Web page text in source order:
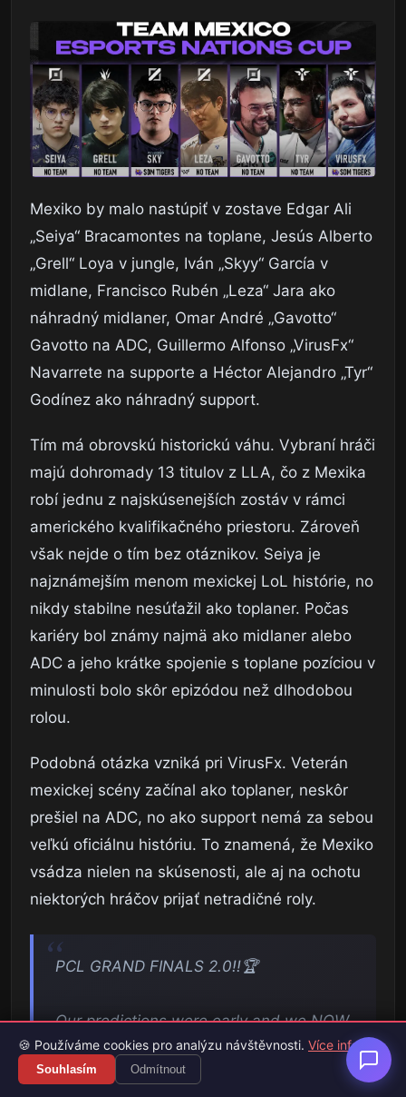
Mexiko by malo nastúpiť v zostave Edgar Ali
„Seiya“ Bracamontes na toplane, Jesús Alberto
„Grell“ Loya v jungle, Iván „Skyy“ García v
midlane, Francisco Rubén „Leza“ Jara ako
náhradný midlaner, Omar André „Gavotto“
Gavotto na ADC, Guillermo Alfonso „VirusFx“
Navarrete na supporte a Héctor Alejandro „Tyr“
Godínez ako náhradný support.
Tím má obrovskú historickú váhu. Vybraní hráči
majú dohromady 13 titulov z LLA, čo z Mexika
robí jednu z najskúsenejších zostáv v rámci
amerického kvalifikačného priestoru. Zároveň
však nejde o tím bez otáznikov. Seiya je
najznámejším menom mexickej LoL histórie, no
nikdy stabilne nesúťažil ako toplaner. Počas
kariéry bol známy najmä ako midlaner alebo
ADC a jeho krátke spojenie s toplane pozíciou v
minulosti bolo skôr epizódou než dlhodobou
rolou.
Podobná otázka vzniká pri VirusFx. Veterán
mexickej scény začínal ako toplaner, neskôr
prešiel na ADC, no ako support nemá za sebou
veľkú oficiálnu históriu. To znamená, že Mexiko
vsádza nielen na skúsenosti, ale aj na ochotu
niektorých hráčov prijať netradičné roly.
PCL GRAND FINALS 2.0!!🏆
Our predictions were early and we NOW
play@UCIEsportsin Grand FInals of the
@playvs_collegeleague!
🍪 Používáme cookies pro analýzu návštěvnosti. Více info
Souhlasím Odmítnout